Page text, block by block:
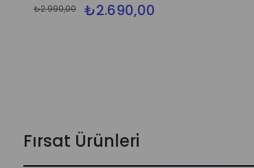
₺2.690,00
₺2.990,00
Fırsat Ürünleri